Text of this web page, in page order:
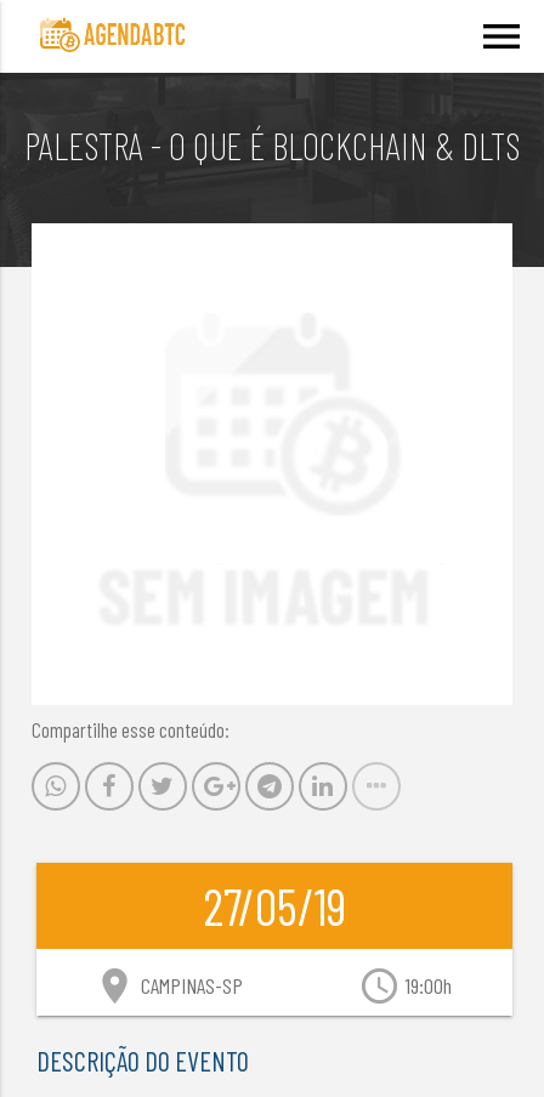
menu
PALESTRA - O QUE É BLOCKCHAIN & DLTS
Compartilhe esse conteúdo:
27/05/19
access_time 19:00h
location_on CAMPINAS-SP
DESCRIÇÃO DO EVENTO